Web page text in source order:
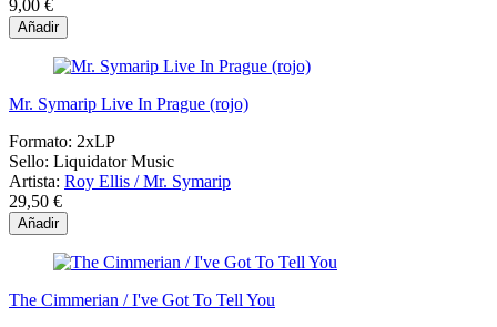
9,00 €
Añadir
Mr. Symarip Live In Prague (rojo)
Formato: 2xLP
Sello: Liquidator Music
Artista: Roy Ellis / Mr. Symarip
29,50 €
Añadir
The Cimmerian / I've Got To Tell You